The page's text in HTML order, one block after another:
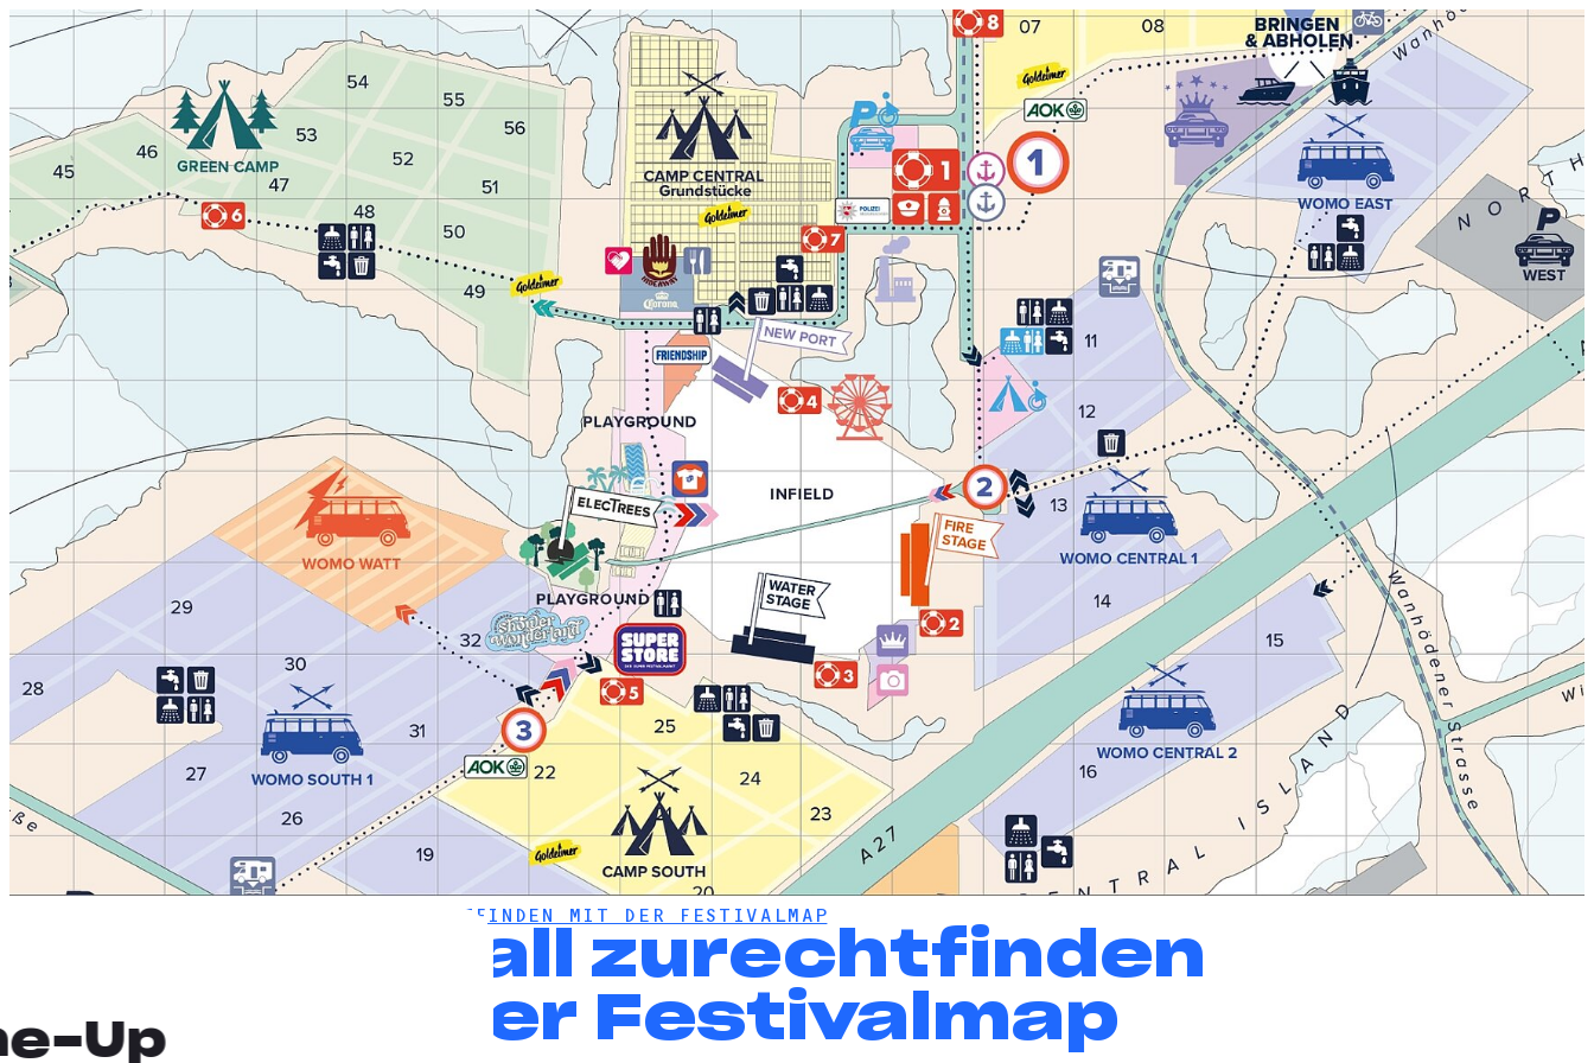
Up
ÜBERALL ZURECHTFINDEN MIT DER FESTIVALMAP
Überall zurechtfinden
mit der Festivalmap